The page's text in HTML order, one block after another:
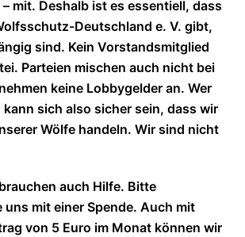
mit. Deshalb ist es essentiell, dass
Deutschland e. V. gibt,
sind. Kein Vorstandsmitglied
Parteien mischen auch nicht bei
keine Lobbygelder an. Wer
sich also sicher sein, dass wir
Wölfe handeln. Wir sind nicht
auch Hilfe. Bitte
uns mit einer Spende. Auch mit
von 5 Euro im Monat können wir